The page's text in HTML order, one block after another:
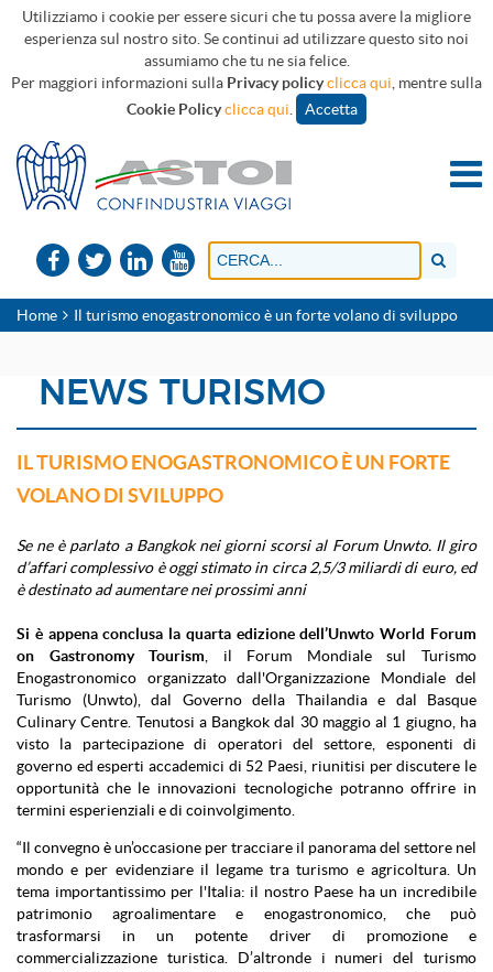
Utilizziamo i cookie per essere sicuri che tu possa avere la migliore
esperienza sul nostro sito. Se continui ad utilizzare questo sito noi
assumiamo che tu ne sia felice.
Per maggiori informazioni sulla Privacy policyclicca qui , mentre sulla
Cookie Policyclicca qui Accetta
Home Il turismo enogastronomico è un forte volano di sviluppo
NEWS TURISMO
IL TURISMO ENOGASTRONOMICO È UN FORTE
VOLANO DI SVILUPPO
Se ne è parlato a Bangkok nei giorni scorsi al Forum Unwto. Il giro
d’affari complessivo è oggi stimato in circa 2,5/3 miliardi di euro, ed
è destinato ad aumentare nei prossimi anni
Si è appena conclusa la quarta edizione dell’Unwto World Forum
on Gastronomy Tourism , il Forum Mondiale sul Turismo
Enogastronomico organizzato dall'Organizzazione Mondiale del
Turismo (Unwto), dal Governo della Thailandia e dal Basque
Culinary Centre. Tenutosi a Bangkok dal 30 maggio al 1 giugno, ha
visto la partecipazione di operatori del settore, esponenti di
governo ed esperti accademici di 52 Paesi, riunitisi per discutere le
opportunità che le innovazioni tecnologiche potranno offrire in
termini esperienziali e di coinvolgimento.
“Il convegno è un’occasione per tracciare il panorama del settore nel
mondo e per evidenziare il legame tra turismo e agricoltura. Un
tema importantissimo per l'Italia: il nostro Paese ha un incredibile
patrimonio agroalimentare e enogastronomico, che può
trasformarsi in un potente driver di promozione e
commercializzazione turistica. D’altronde i numeri del turismo